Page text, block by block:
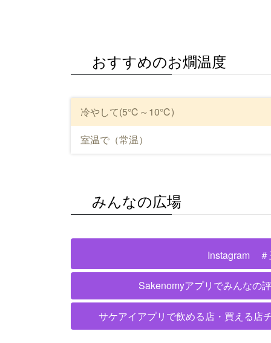
おすすめのお燗温度
冷やして(5℃～10℃)
室温で（常温）
みんなの広場
Instagram ＃
Sakenomyアプリでみんなの
サケアイアプリで飲める店・買える店